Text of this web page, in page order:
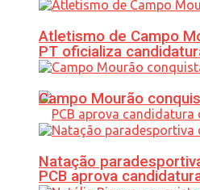
PT oficializa
PCB aprova
Atletismo de Campo
Campo Mourão
Natação